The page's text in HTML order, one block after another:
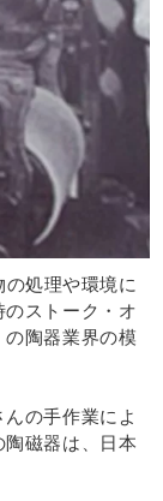
処理や環境に
ストーク・オ
陶器業界の模
の手作業によ
磁器は、日本